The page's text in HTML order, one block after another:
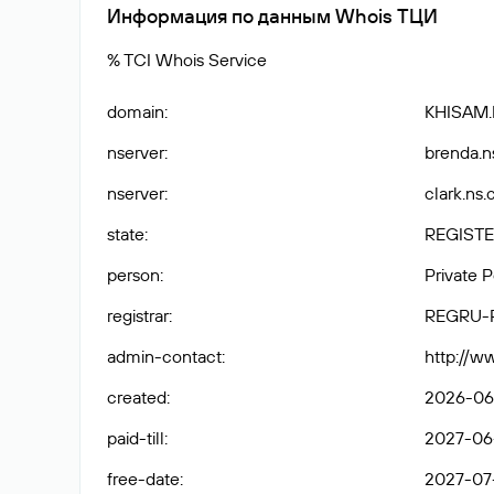
Информация по данным Whois ТЦИ
% TCI Whois Service
domain:
nserver:
nserver:
state:
person:
Private
registrar:
REGRU-
admin-contact:
http://
created:
2026-
paid-till:
2027-
free-date: 2027-